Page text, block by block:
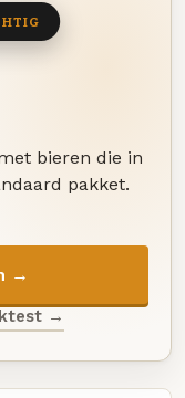
bieren die in
pakket.
→
→